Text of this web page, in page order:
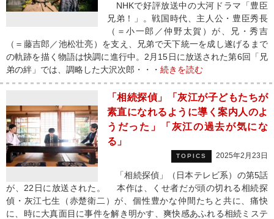
NHKで好評放送中の大河ドラマ「豊臣
兄弟！」。戦国時代、主人公・豊臣秀長
（＝小一郎／仲野太賀）が、兄・秀吉
（＝藤吉郎／池松壮亮）を支え、兄弟で天下統一を成し遂げるまで
の軌跡を描く物語は快調に進行中。2月15日に放送された第6回「兄
弟の絆」では、調略した大沢次郎・・・ 続きを読む
「相続探偵」「灰江が子どもたちが
素直になれるように導く案内人のよ
うだった」「灰江の過去が気にな
る」
TOPICS 2025年2月23日
「相続探偵」（日本テレビ系）の第5話
が、22日に放送された。 本作は、くせ者だが頭の切れる相続探
偵・灰江七生（赤楚衛二）が、個性豊かな仲間たちと共に、痛快
に、時に大真面目に事件を解き明かす、爽快感あふれる相続ミステ